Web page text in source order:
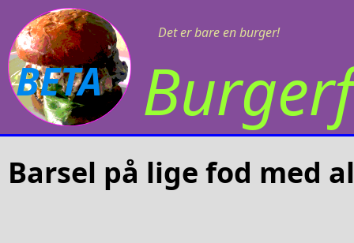
Det er bare en burger!
BETA
Barsel på lige fod med